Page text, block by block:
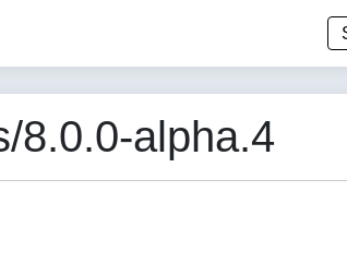
8.0.0-alpha.4